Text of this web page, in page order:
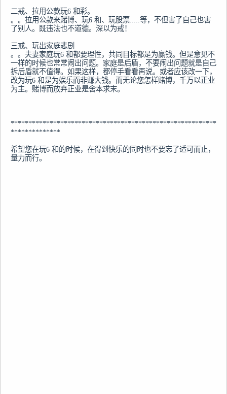
二戒、拉用公款玩6 和彩。
。。拉用公款来赌博、玩6 和、玩股票.....等，不但害了自己也害
了别人。既违法也不道德。深以为戒！
三戒、玩出家庭悲剧
。。夫妻家庭玩6 和都要理性，共同目标都是为赢钱。但是意见不
一样的时候也常常闹出问题。家庭是后盾，不要闹出问题就是自己
拆后盾就不值得。如果这样，都停手看看再说。或者应该改一下，
改为玩6 和是为娱乐而非赚大钱。而无论您怎样赌博，千万以正业
为主。赌博而放弃正业是舍本求末。
**********************************************************
**************
希望您在玩6 和的时候，在得到快乐的同时也不要忘了适可而止，
量力而行。